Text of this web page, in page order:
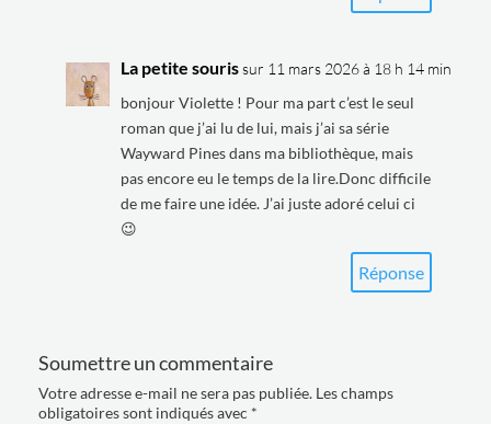
La petite souris sur 11 mars 2026 à 18 h 14 min
bonjour Violette ! Pour ma part c’est le seul
roman que j’ai lu de lui, mais j’ai sa série
Wayward Pines dans ma bibliothèque, mais
pas encore eu le temps de la lire.Donc difficile
de me faire une idée. J’ai juste adoré celui ci
😉
Réponse
Soumettre un commentaire
Votre adresse e-mail ne sera pas publiée. Les champs
obligatoires sont indiqués avec *